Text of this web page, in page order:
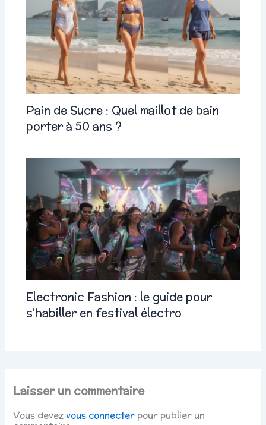
Pain de Sucre : Quel maillot de bain
porter à 50 ans ?
Electronic Fashion : le guide pour
s’habiller en festival électro
Laisser un commentaire
Vous devezvous connecter pour publier un